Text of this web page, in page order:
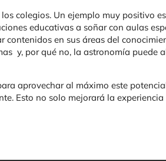
colegios. Un ejemplo muy positivo
educativas a soñar con aulas
en sus áreas del
y, por qué no, la astronomía puede
aprovechar al máximo este
Esto no solo mejorará la